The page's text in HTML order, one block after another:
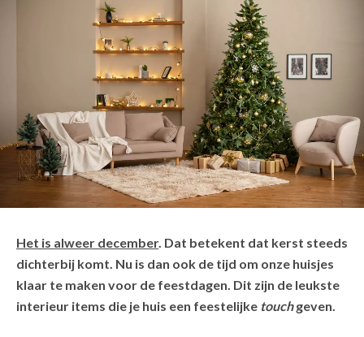
Het is alweer december. Dat betekent dat kerst steeds
dichterbij komt. Nu is dan ook de tijd om onze huisjes
klaar te maken voor de feestdagen. Dit zijn de leukste
interieur items die je huis een feestelijke touchgeven.